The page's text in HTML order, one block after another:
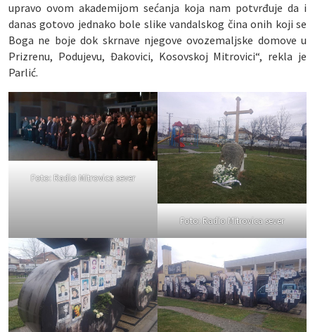
upravo ovom akademijom sećanja koja nam potvrđuje da i
danas gotovo jednako bole slike vandalskog čina onih koji se
Boga ne boje dok skrnave njegove ovozemaljske domove u
Prizrenu, Podujevu, Đakovici, Kosovskoj Mitrovici“, rekla je
Parlić.
Foto: Radio Mitrovica sever
Foto: Radio Mitrovica sever